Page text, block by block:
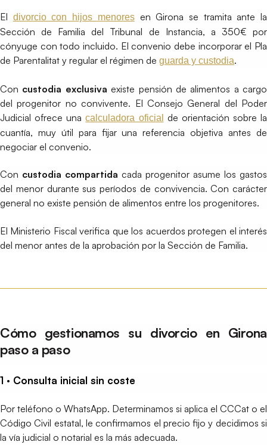
El divorcio con hijos menoresen Girona se tramita ante la
Sección de Familia del Tribunal de Instancia, a 350€ por
cónyuge con todo incluido. El convenio debe incorporar el Pla
de Parentalitat y regular el régimen de guarda y custodia.
Con custodia exclusiva existe pensión de alimentos a cargo
del progenitor no convivente. El Consejo General del Poder
Judicial ofrece unacalculadora oficial
de orientación sobre la
cuantía, muy útil para fijar una referencia objetiva antes de
negociar el convenio.
Con custodia compartida cada progenitor asume los gastos
del menor durante sus períodos de convivencia. Con carácter
general no existe pensión de alimentos entre los progenitores.
El Ministerio Fiscal verifica que los acuerdos protegen el interés
del menor antes de la aprobación por la Sección de Familia.
Cómo gestionamos su divorcio en Girona
paso a paso
1 · Consulta inicial sin coste
Por teléfono o WhatsApp. Determinamos si aplica el CCCat o el
Código Civil estatal, le confirmamos el precio fijo y decidimos si
la vía judicial o notarial es la más adecuada.